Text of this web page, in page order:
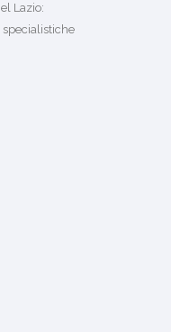
Lazio: